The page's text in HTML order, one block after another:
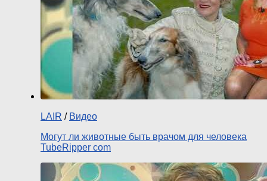
LAIR / Видео
Могут ли животные быть врачом для человека
TubeRipper com